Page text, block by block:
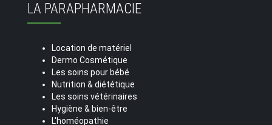
LA PARAPHARMACIE
Location de matériel
Dermo Cosmétique
Les soins pour bébé
Nutrition & diététique
Les soins vétérinaires
Hygiène & bien-être
L'homéopathie